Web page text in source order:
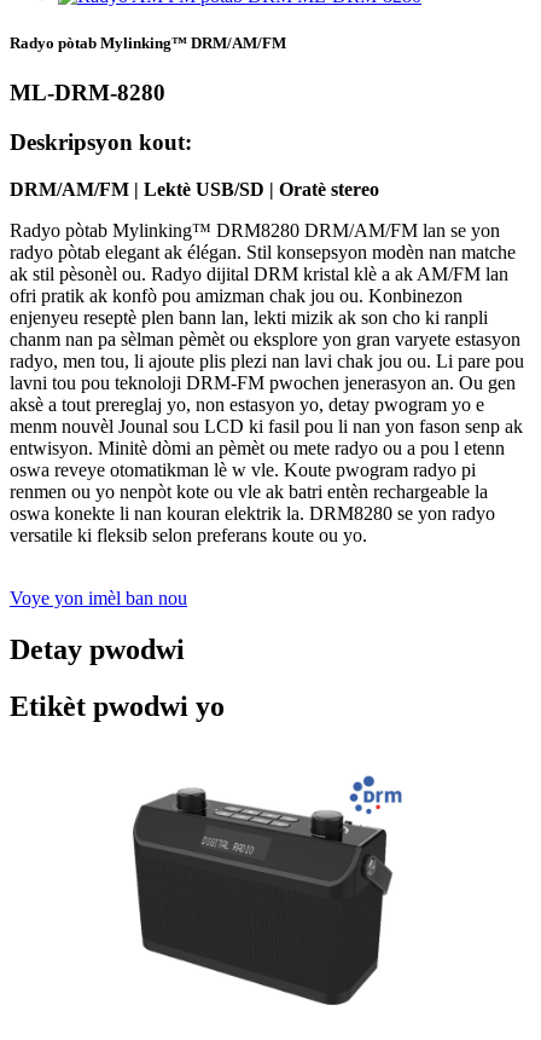
Radyo pòtab Mylinking™ DRM/AM/FM
ML-DRM-8280
Deskripsyon kout:
DRM/AM/FM | Lektè USB/SD | Oratè stereo
Radyo pòtab Mylinking™ DRM8280 DRM/AM/FM lan se yon
radyo pòtab elegant ak élégan. Stil konsepsyon modèn nan matche
ak stil pèsonèl ou. Radyo dijital DRM kristal klè a ak AM/FM lan
ofri pratik ak konfò pou amizman chak jou ou. Konbinezon
enjenyeu reseptè plen bann lan, lekti mizik ak son cho ki ranpli
chanm nan pa sèlman pèmèt ou eksplore yon gran varyete estasyon
radyo, men tou, li ajoute plis plezi nan lavi chak jou ou. Li pare pou
lavni tou pou teknoloji DRM-FM pwochen jenerasyon an. Ou gen
aksè a tout prereglaj yo, non estasyon yo, detay pwogram yo e
menm nouvèl Jounal sou LCD ki fasil pou li nan yon fason senp ak
entwisyon. Minitè dòmi an pèmèt ou mete radyo ou a pou l etenn
oswa reveye otomatikman lè w vle. Koute pwogram radyo pi
renmen ou yo nenpòt kote ou vle ak batri entèn rechargeable la
oswa konekte li nan kouran elektrik la. DRM8280 se yon radyo
versatile ki fleksib selon preferans koute ou yo.
Voye yon imèl ban nou
Detay pwodwi
Etikèt pwodwi yo